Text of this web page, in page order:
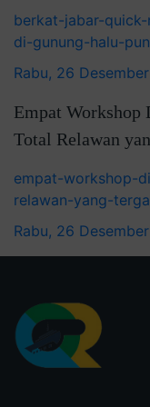
berkat-jabar-
di-gunung-halu-
Rabu, 26
Empat Workshop
Total Relawan
empat-workshop-
relawan-yang-
Rabu, 26